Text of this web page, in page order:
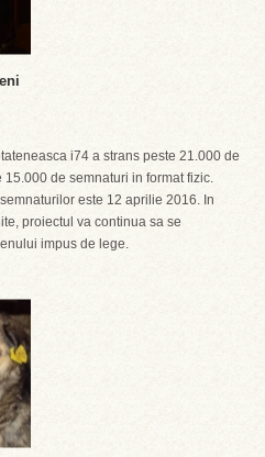
i74 a strans peste 21.000 de
de semnaturi in format fizic.
este 12 aprilie 2016. In
proiectul va continua sa se
impus de lege.